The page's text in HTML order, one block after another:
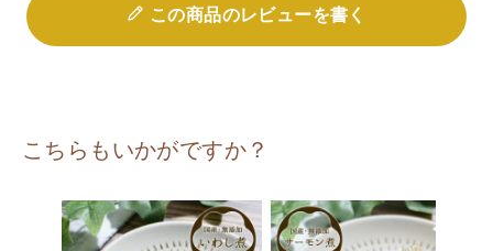
この商品のレビューを書く
こちらもいかがですか？